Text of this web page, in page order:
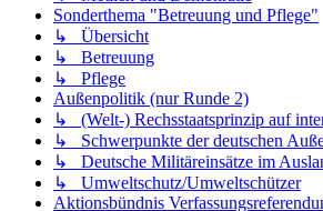
Sonderthema "Betreuung und Pflege"
↳ Übersicht
↳ Betreuung
↳ Pflege
Außenpolitik (nur Runde 2)
↳ (Welt-) Rechsstaatsprinzip auf
↳ Schwerpunkte der deutschen
↳ Deutsche Militäreinsätze im
↳ Umweltschutz/Umweltschützer
Aktionsbündnis